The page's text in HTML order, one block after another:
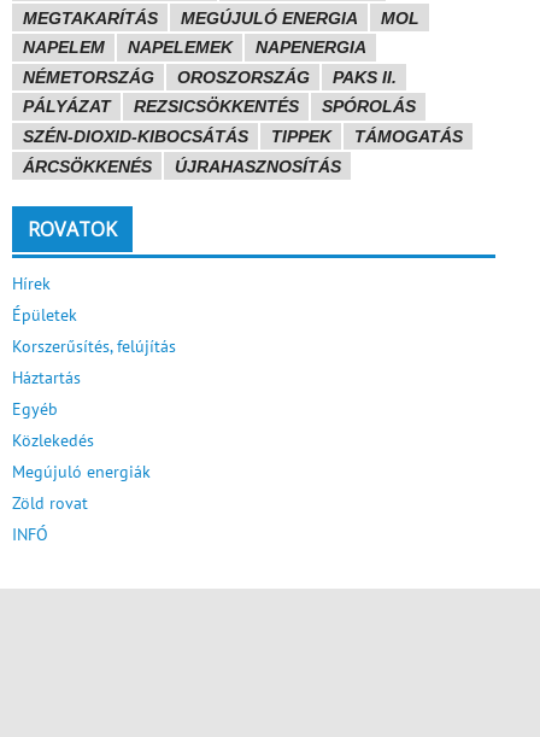
MEGTAKARÍTÁS
MEGÚJULÓ ENERGIA
MOL
NAPELEM
NAPELEMEK
NAPENERGIA
NÉMETORSZÁG
OROSZORSZÁG
PAKS II.
PÁLYÁZAT
REZSICSÖKKENTÉS
SPÓROLÁS
SZÉN-DIOXID-KIBOCSÁTÁS
TIPPEK
TÁMOGATÁS
ÁRCSÖKKENÉS
ÚJRAHASZNOSÍTÁS
ROVATOK
Hírek
Épületek
Korszerűsítés, felújítás
Háztartás
Egyéb
Közlekedés
Megújuló energiák
Zöld rovat
INFÓ